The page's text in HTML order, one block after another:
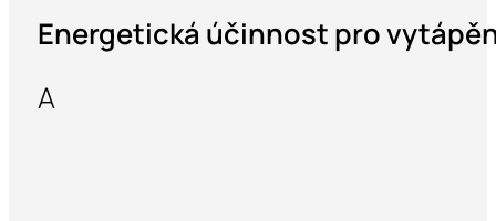
Energetická účinnost pro
A